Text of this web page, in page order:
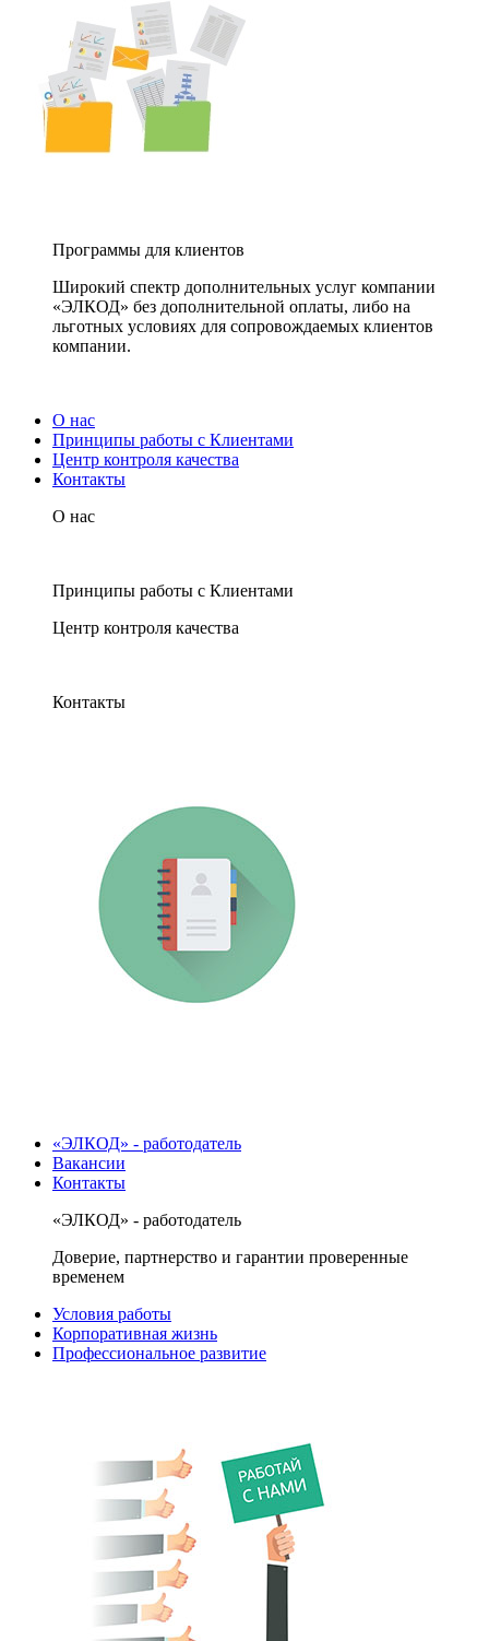
Программы для клиентов
Широкий спектр дополнительных услуг компании
«ЭЛКОД» без дополнительной оплаты, либо на
льготных условиях для сопровождаемых клиентов
компании.
О нас
Принципы работы с Клиентами
Центр контроля качества
Контакты
О нас
Принципы работы с Клиентами
Центр контроля качества
Контакты
«ЭЛКОД» - работодатель
Вакансии
Контакты
«ЭЛКОД» - работодатель
Доверие, партнерство и гарантии проверенные
временем
Условия работы
Корпоративная жизнь
Профессиональное развитие